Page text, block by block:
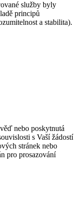
služby byly
principů
a stabilita).
nebo poskytnutá
s Vaší žádostí
stránek nebo
pro prosazování